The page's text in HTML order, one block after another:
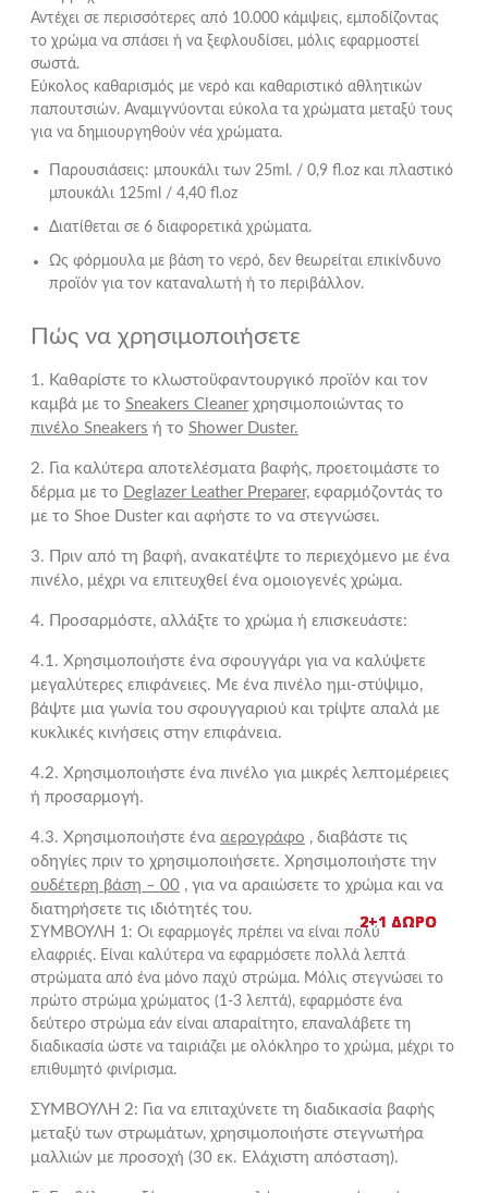
Αντέχει σε περισσότερες από 10.000 κάμψεις, εμποδίζοντας
το χρώμα να σπάσει ή να ξεφλουδίσει, μόλις εφαρμοστεί
σωστά.
Εύκολος καθαρισμός με νερό και καθαριστικό αθλητικών
παπουτσιών. Αναμιγνύονται εύκολα τα χρώματα μεταξύ τους
για να δημιουργηθούν νέα χρώματα.
Παρουσιάσεις: μπουκάλι των 25ml. / 0,9 fl.oz και πλαστικό
μπουκάλι 125ml / 4,40 fl.oz
Διατίθεται σε 6 διαφορετικά χρώματα.
Ως φόρμουλα με βάση το νερό, δεν θεωρείται επικίνδυνο
προϊόν για τον καταναλωτή ή το περιβάλλον.
Πώς να χρησιμοποιήσετε
1. Καθαρίστε το κλωστοϋφαντουργικό προϊόν και τον
καμβά με το Sneakers Cleanerχρησιμοποιώντας το
πινέλο Sneakers ή το Shower Duster.
2. Για καλύτερα αποτελέσματα βαφής, προετοιμάστε το
δέρμα με το Deglazer Leather Preparer, εφαρμόζοντάς το
με το Shoe Duster και αφήστε το να στεγνώσει.
3. Πριν από τη βαφή, ανακατέψτε το περιεχόμενο με ένα
πινέλο, μέχρι να επιτευχθεί ένα ομοιογενές χρώμα.
4. Προσαρμόστε, αλλάξτε το χρώμα ή επισκευάστε:
4.1. Χρησιμοποιήστε ένα σφουγγάρι για να καλύψετε
μεγαλύτερες επιφάνειες. Με ένα πινέλο ημι-στύψιμο,
βάψτε μια γωνία του σφουγγαριού και τρίψτε απαλά με
κυκλικές κινήσεις στην επιφάνεια.
4.2. Χρησιμοποιήστε ένα πινέλο για μικρές λεπτομέρειες
ή προσαρμογή.
4.3. Χρησιμοποιήστε ένα αερογράφο , διαβάστε τις
οδηγίες πριν το χρησιμοποιήσετε. Χρησιμοποιήστε την
ουδέτερη βάση – 00 , για να αραιώσετε το χρώμα και να
διατηρήσετε τις ιδιότητές του.
ΣΥΜΒΟΥΛΗ 1: Οι εφαρμογές πρέπει να είναι πολύ
ελαφριές. Είναι καλύτερα να εφαρμόσετε πολλά λεπτά
στρώματα από ένα μόνο παχύ στρώμα. Μόλις στεγνώσει το
πρώτο στρώμα χρώματος (1-3 λεπτά), εφαρμόστε ένα
δεύτερο στρώμα εάν είναι απαραίτητο, επαναλάβετε τη
διαδικασία ώστε να ταιριάζει με ολόκληρο το χρώμα, μέχρι το
επιθυμητό φινίρισμα.
ΣΥΜΒΟΥΛΗ 2: Για να επιταχύνετε τη διαδικασία βαφής
μεταξύ των στρωμάτων, χρησιμοποιήστε στεγνωτήρα
μαλλιών με προσοχή (30 εκ. Ελάχιστη απόσταση).
2+1 ΔΩΡΟ
2+1 ΔΩΡΟ
2+1 ΔΩΡΟ
2+1 ΔΩΡΟ
2+1 ΔΩΡΟ
2+1 ΔΩΡΟ